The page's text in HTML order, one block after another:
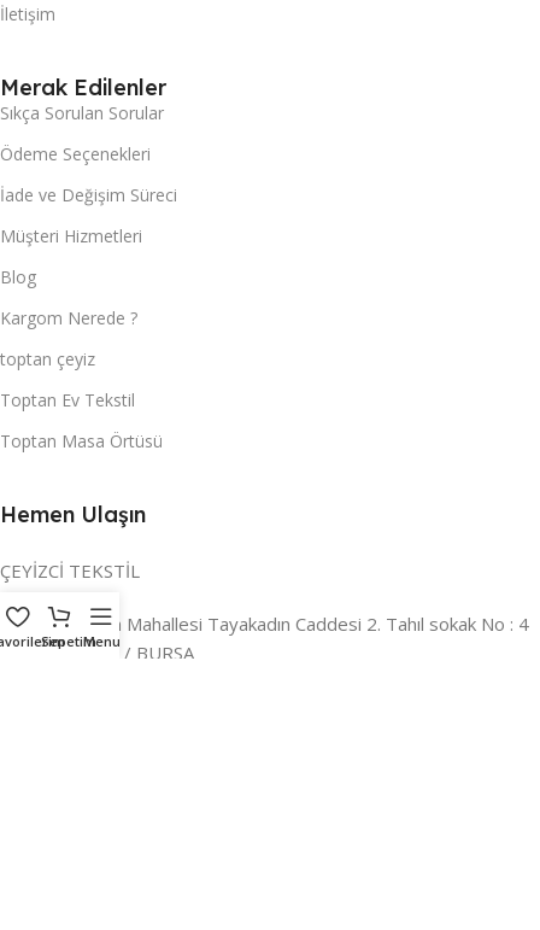
İletişim
Merak Edilenler
Sıkça Sorulan Sorular
Ödeme Seçenekleri
İade ve Değişim Süreci
Müşteri Hizmetleri
Blog
Kargom Nerede ?
toptan çeyiz
Toptan Ev Tekstil
Toptan Masa Örtüsü
Hemen Ulaşın
ÇEYİZCİ TEKSTİL
Adres:Reyhan Mahallesi Tayakadın Caddesi 2. Tahıl sokak No : 4
/ a Osmangazi / BURSA
SepetimMenu